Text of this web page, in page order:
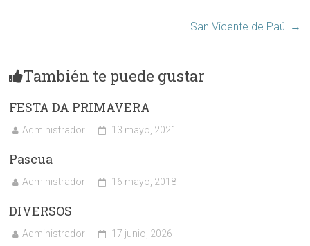
San Vicente de Paúl →
También te puede gustar
FESTA DA PRIMAVERA
Administrador 13 mayo, 2021
Pascua
Administrador 16 mayo, 2018
DIVERSOS
Administrador 17 junio, 2026